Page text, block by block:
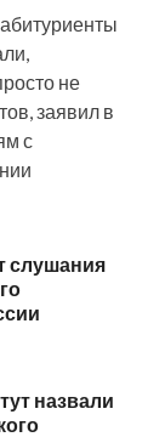
не
заявил в
с
слушания
назвали